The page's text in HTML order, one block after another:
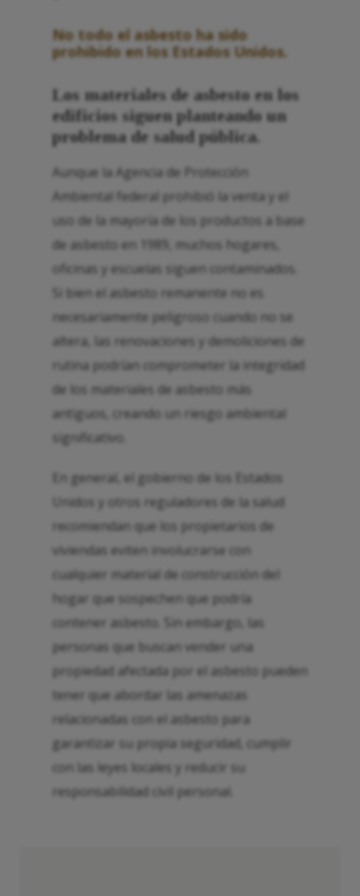
No todo el asbesto ha sido
prohibido en los Estados Unidos.
Los materiales de asbesto en los
edificios siguen planteando un
problema de salud pública.
Aunque la Agencia de Protección
Ambiental federal prohibió la venta y el
uso de la mayoría de los productos a base
de asbesto en 1989, muchos hogares,
oficinas y escuelas siguen contaminados.
Si bien el asbesto remanente no es
necesariamente peligroso cuando no se
altera, las renovaciones y demoliciones de
rutina podrían comprometer la integridad
de los materiales de asbesto más
antiguos, creando un riesgo ambiental
significativo.
En general, el gobierno de los Estados
Unidos y otros reguladores de la salud
recomiendan que los propietarios de
viviendas eviten involucrarse con
cualquier material de construcción del
hogar que sospechen que podría
contener asbesto. Sin embargo, las
personas que buscan vender una
propiedad afectada por el asbesto pueden
tener que abordar las amenazas
relacionadas con el asbesto para
garantizar su propia seguridad, cumplir
con las leyes locales y reducir su
responsabilidad civil personal.